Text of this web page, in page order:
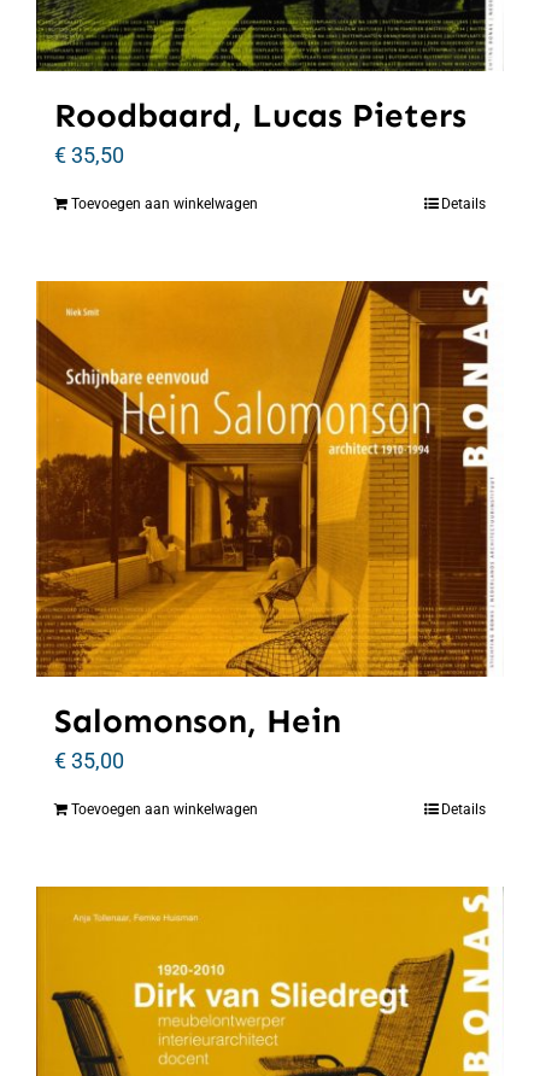
Roodbaard, Lucas Pieters
€35,50
Toevoegen aan winkelwagen Details
Salomonson, Hein
€35,00
Toevoegen aan winkelwagen Details